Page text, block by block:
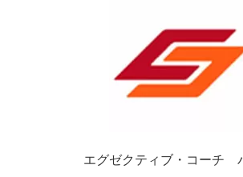
エグゼクティブ・コーチ